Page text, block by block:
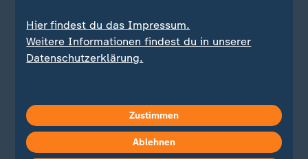
WM: Rekord-Torschützen im Männer-Fußball
ZDFheute Infografik
Für die Darstellung von ZDFheute Infografiken
nutzen wir die Software von Datawrapper. Erst
wenn Sie hier klicken, werden die Grafiken
Hier findest du das Impressum.
Weitere Informationen findest du in unserer
Datenschutzerklärung.
Zustimmen
Ablehnen